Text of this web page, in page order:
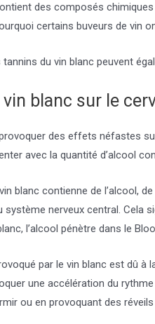
des composés
certains buveurs de vin
tannins du vin blanc peuvent
blanc sur le
des effets néfastes
avec la quantité d’alcool
blanc contienne de l’alcool,
système nerveux central. Cela
l’alcool pénètre dans le
par le vin blanc est dû
une accélération du
ou en provoquant des